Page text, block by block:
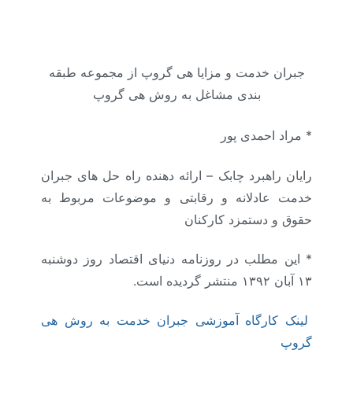
جبران خدمت و مزایا هی گروپ از مجموعه طبقه
بندی مشاغل به روش هی گروپ
* مراد احمدی پور
رایان راهبرد چابک – ارائه دهنده راه حل های جبران
خدمت عادلانه و رقابتی و موضوعات مربوط به
حقوق و دستمزد کارکنان
* این مطلب در روزنامه دنیای اقتصاد روز دوشنبه
۱۳ آبان ۱۳۹۲ منتشر گردیده است.
لینک کارگاه آموزشی جبران خدمت به روش هی
گروپ